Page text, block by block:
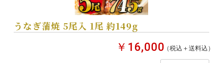
うなぎ蒲焼 5尾入 1尾 約149g
￥16,000（税込＋送料込）